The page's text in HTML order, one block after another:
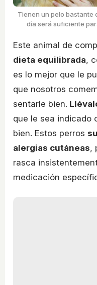
Tienen un pelo bastante
día será suficiente
Este animal de
dieta equilibrada,
es lo mejor que le
que nosotros
sentarle bien.
que le sea indicado
bien. Estos perros
alergias cutáneas,
rasca
medicación